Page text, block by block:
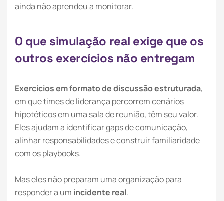
ainda não aprendeu a monitorar.
O que simulação real exige que os
outros exercícios não entregam
Exercícios em formato de discussão estruturada,
em que times de liderança percorrem cenários
hipotéticos em uma sala de reunião, têm seu valor.
Eles ajudam a identificar gaps de comunicação,
alinhar responsabilidades e construir familiaridade
com os playbooks.
Mas eles não preparam uma organização para
responder a um incidente real.